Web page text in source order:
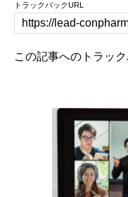
トラックバックURL
この記事へのトラッ